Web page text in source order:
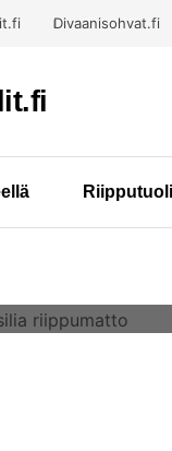
Divaanisohvat.fi